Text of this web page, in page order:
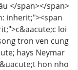
</span></span>
inherit;"><span
loi
tron ​​​​ven cung
hays Neymar
hon nho